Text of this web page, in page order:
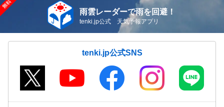
雨雲レーダーで雨を回避！
tenki.jp公式 天気予報アプリ
tenki.jp公式SNS